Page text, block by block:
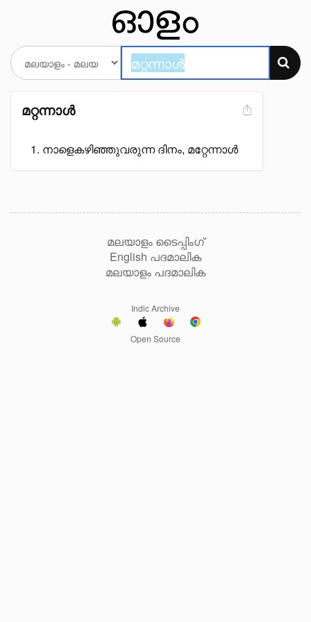
മറ്റന്നാൾ
നാളെകഴിഞ്ഞുവരുന്ന ദിനം, മറ്റേന്നാൾ
മലയാളം ടൈപ്പിംഗ്
English പദമാലിക
മലയാളം പദമാലിക
Indic Archive
Open Source